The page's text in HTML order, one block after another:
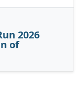
2026
of